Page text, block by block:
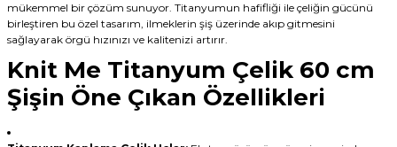
mükemmel bir çözüm sunuyor. Titanyumun hafifliği ile çeliğin gücünü
birleştiren bu özel tasarım, ilmeklerin şiş üzerinde akıp gitmesini
sağlayarak örgü hızınızı ve kalitenizi artırır.
Knit Me Titanyum Çelik 60 cm
Şişin Öne Çıkan Özellikleri